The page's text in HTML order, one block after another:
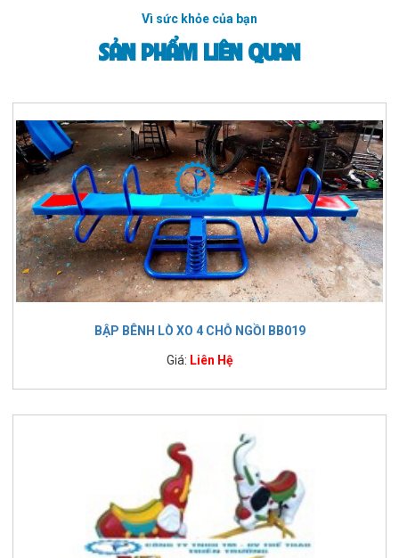
Vì sức khỏe của bạn
SẢN PHẨM LIÊN QUAN
BẬP BÊNH LÒ XO 4 CHỖ NGỒI BB019
Giá: Liên Hệ